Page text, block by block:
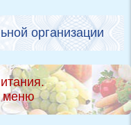
организации
меню